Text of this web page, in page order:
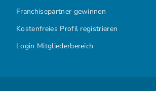
Franchisepartner gewinnen
Kostenfreies Profil registrieren
Login Mitgliederbereich